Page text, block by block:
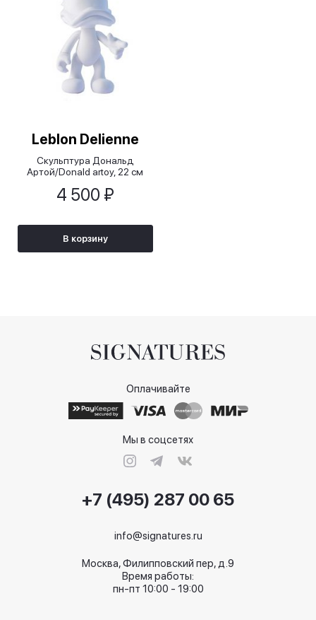
Leblon Delienne
Cкульптура Дональд
Артой/Donald artoy, 22 cм
4 500 ₽
В корзину
Оплачивайте
Мы в соцсетях
+7 (495) 287 00 65
info@signatures.ru
Москва, Филипповский пер, д.9
Время работы:
пн-пт 10:00 - 19:00